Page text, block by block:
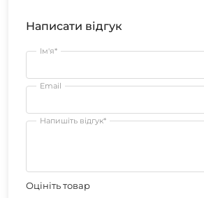
Написати відгук
Ім'я*
Email
Напишіть відгук*
Оцініть товар